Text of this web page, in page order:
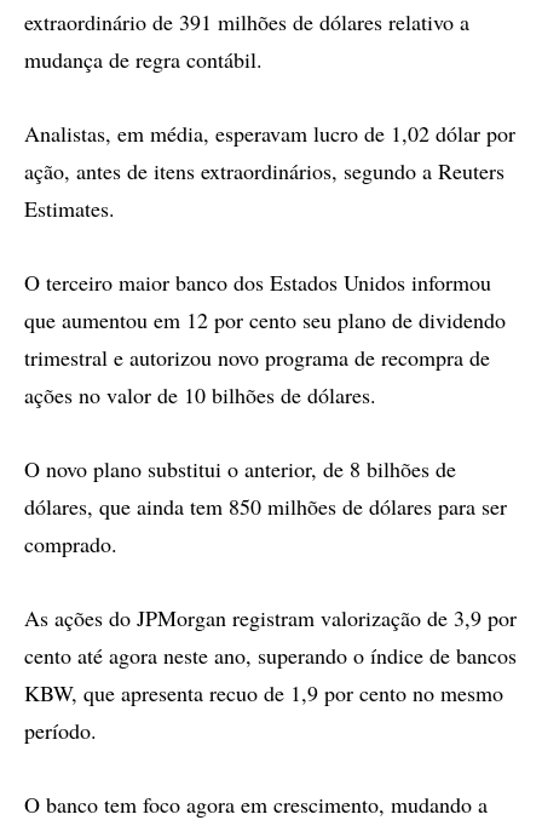
extraordinário de 391 milhões de dólares relativo a
mudança de regra contábil.
Analistas, em média, esperavam lucro de 1,02 dólar por
ação, antes de itens extraordinários, segundo a Reuters
Estimates.
O terceiro maior banco dos Estados Unidos informou
que aumentou em 12 por cento seu plano de dividendo
trimestral e autorizou novo programa de recompra de
ações no valor de 10 bilhões de dólares.
O novo plano substitui o anterior, de 8 bilhões de
dólares, que ainda tem 850 milhões de dólares para ser
comprado.
As ações do JPMorgan registram valorização de 3,9 por
cento até agora neste ano, superando o índice de bancos
KBW, que apresenta recuo de 1,9 por cento no mesmo
período.
O banco tem foco agora em crescimento, mudando a